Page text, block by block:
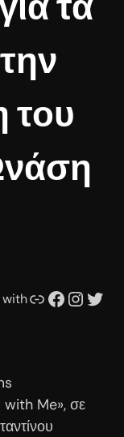
του
withΣυνδέσμου Facebook Instagram Twitter
with Me», σε